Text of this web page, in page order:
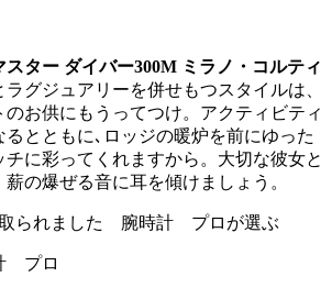
スター ダイバー300M ミラノ・コルティ
グジュアリーを併せもつスタイルは、
のお供にもうってつけ。アクティビティ
とともに､ロッジの暖炉を前にゆった
チに彩ってくれますから。大切な彼女と
の爆ぜる音に耳を傾けましょう。